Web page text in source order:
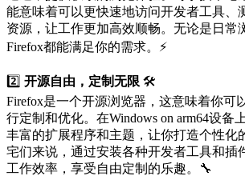
能意味着可以更快速地访问开发者工具、
资源，让工作更加高效顺畅。无论是日常
Firefox都能满足你的需求。⚡
2️⃣ 开源自由，定制无限 🛠️
Firefox是一个开源浏览器，这意味着你可
行定制和优化。在Windows on arm64设备
丰富的扩展程序和主题，让你打造个性化
宅们来说，通过安装各种开发者工具和插
工作效率，享受自由定制的乐趣。🔧